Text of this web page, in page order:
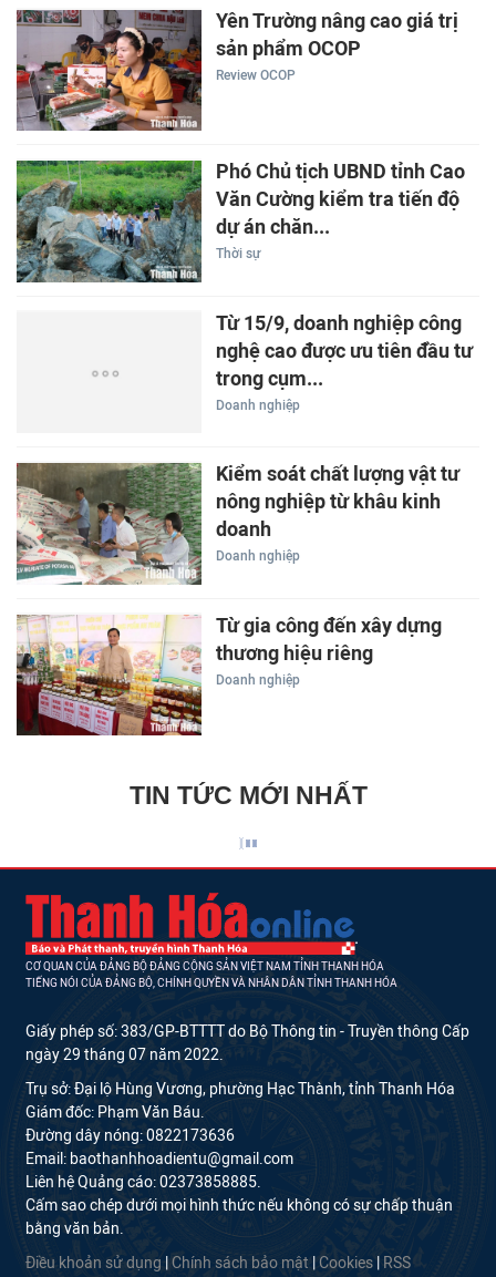
Yên Trường nâng cao giá trị
sản phẩm OCOP
Review OCOP
Phó Chủ tịch UBND tỉnh Cao
Văn Cường kiểm tra tiến độ
dự án chăn...
Thời sự
Từ 15/9, doanh nghiệp công
nghệ cao được ưu tiên đầu tư
trong cụm...
Doanh nghiệp
Kiểm soát chất lượng vật tư
nông nghiệp từ khâu kinh
doanh
Doanh nghiệp
Từ gia công đến xây dựng
thương hiệu riêng
Doanh nghiệp
TIN TỨC MỚI NHẤT
CƠ QUAN CỦA ĐẢNG BỘ ĐẢNG CỘNG SẢN VIỆT NAM TỈNH THANH HÓA
TIẾNG NÓI CỦA ĐẢNG BỘ, CHÍNH QUYỀN VÀ NHÂN DÂN TỈNH THANH HÓA
Giấy phép số: 383/GP-BTTTT do Bộ Thông tin - Truyền thông Cấp
ngày 29 tháng 07 năm 2022.
Trụ sở: Đại lộ Hùng Vương, phường Hạc Thành, tỉnh Thanh Hóa
Giám đốc: Phạm Văn Báu.
Đường dây nóng: 0822173636
Email: baothanhhoadientu@gmail.com
Liên hệ Quảng cáo: 02373858885.
Cấm sao chép dưới mọi hình thức nếu không có sự chấp thuận
bằng văn bản.
Điều khoản sử dụng Chính sách bảo mật Cookies RSS